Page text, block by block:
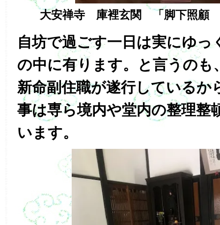
大安禅寺 庫裡玄関 「脚下照顧
自坊で過ごす一日は実にゆっ
の中に有ります。と言うのも
新命副住職が遂行しているか
事は専ら境内や堂内の整理整
います。